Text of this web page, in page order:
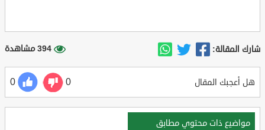
شارك المقالة: 394 مشاهدة
هل أعجبك المقال 0
0
مواضيع ذات محتوي مطابق